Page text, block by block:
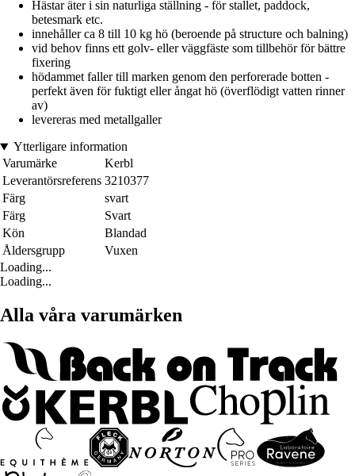
Hästar äter i sin naturliga ställning - för stallet, paddock,
betesmark etc.
innehåller ca 8 till 10 kg hö (beroende på structure och balning)
vid behov finns ett golv- eller väggfäste som tillbehör för bättre
fixering
hödammet faller till marken genom den perforerade botten -
perfekt även för fuktigt eller ångat hö (överflödigt vatten rinner
av)
levereras med metallgaller
Ytterligare information
Varumärke
Kerbl
Leverantörsreferens 3210377
Färg
svart
Färg
Svart
Kön
Blandad
Åldersgrupp
Vuxen
Loading...
Loading...
Alla våra varumärken